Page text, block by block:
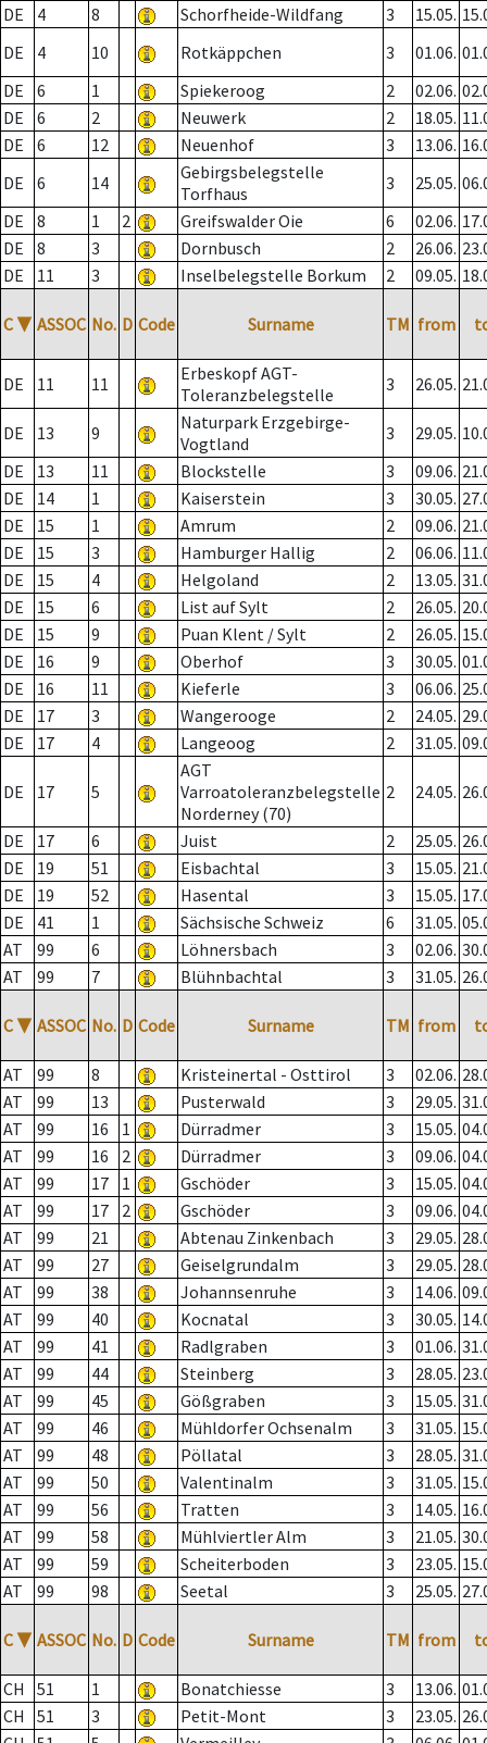
DE
4 8 Schorfheide-Wildfang 3 15.05.
DE
4 10 Rotkäppchen 3 01.06.
DE
6 1 Spiekeroog 2 02.06.
DE
6 2 Neuwerk 2 18.05.
DE
6 12 Neuenhof 3 13.06.
DE
6 14
Gebirgsbelegstelle
Torfhaus
3 25.05.
DE
8 1 2 Greifswalder Oie 6 02.06.
DE
8 3 Dornbusch 2 26.06.
DE
11 3 Inselbelegstelle Borkum 2 09.05.
C ▼ ASSOC No. D Code Surname TM from
DE 11 11
Erbeskopf AGT-
Toleranzbelegstelle
3 26.05.
DE 13 9
Naturpark Erzgebirge-
Vogtland
3 29.05.
DE
13 11 Blockstelle 3 09.06.
DE
14 1 Kaiserstein 3 30.05.
DE
15 1 Amrum 2 09.06.
DE
15 3 Hamburger Hallig 2 06.06.
DE
15 4 Helgoland 2 13.05.
DE
15 6 List auf Sylt 2 26.05.
DE
15 9 Puan Klent / Sylt 2 26.05.
DE
16 9 Oberhof 3 30.05.
DE
16 11 Kieferle 3 06.06.
DE
17 3 Wangerooge 2 24.05.
DE
17 4 Langeoog 2 31.05.
DE 17 5
AGT
Varroatoleranzbelegstelle
Norderney (70)
2 24.05.
DE 17 6 Juist 2 25.05.
DE
19 51 Eisbachtal 3 15.05.
DE
19 52 Hasental 3 15.05.
DE
41 1 Sächsische Schweiz 6 31.05.
AT
99 6 Löhnersbach 3 02.06.
AT
99 7 Blühnbachtal 3 31.05.
C ▼ ASSOC No. D Code Surname TM from
AT 99 8 Kristeinertal - Osttirol 3 02.06.
AT
99 13 Pusterwald 3 29.05.
AT
99 16 1 Dürradmer 3 15.05.
AT
99 16 2 Dürradmer 3 09.06.
AT
99 17 1 Gschöder 3 15.05.
AT
99 17 2 Gschöder 3 09.06.
AT
99 21 Abtenau Zinkenbach 3 29.05.
AT
99 27 Geiselgrundalm 3 29.05.
AT
99 38 Johannsenruhe 3 14.06.
AT
99 40 Kocnatal 3 30.05.
AT
99 41 Radlgraben 3 01.06.
AT
99 44 Steinberg 3 28.05.
AT
99 45 Gößgraben 3 15.05.
AT
99 46 Mühldorfer Ochsenalm 3 31.05.
AT
99 48 Pöllatal 3 28.05.
AT
99 50 Valentinalm 3 31.05.
AT
99 56 Tratten 3 14.05.
AT
99 58 Mühlviertler Alm 3 21.05.
AT
99 59 Scheiterboden 3 23.05.
AT
99 98 Seetal 3 25.05.
C ▼ ASSOC No. D Code Surname TM from
CH 51 1 Bonatchiesse 3 13.06.
CH
51 3 Petit-Mont 3 23.05.